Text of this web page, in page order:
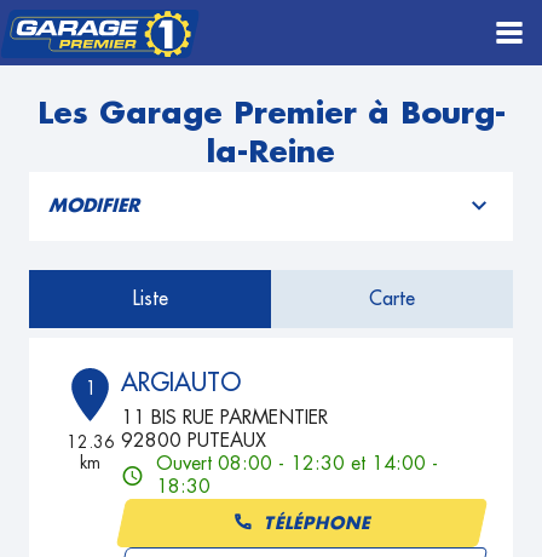
Les Garage Premier à Bourg-
la-Reine
MODIFIER
Liste Carte
1
12.36
km
ARGIAUTO
11 BIS RUE PARMENTIER
92800 PUTEAUX
Ouvert 08:00 - 12:30 et 14:00 -
18:30
TÉLÉPHONE